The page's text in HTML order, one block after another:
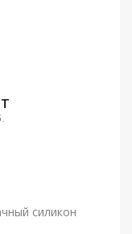
силикон